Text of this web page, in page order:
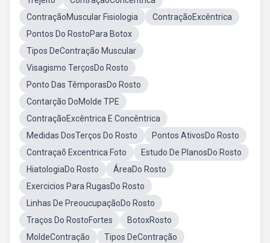
ContraçãoMuscular Fisiologia
ContraçãoExcêntrica
Pontos Do RostoPara Botox
Tipos DeContração Muscular
Visagismo TerçosDo Rosto
Ponto Das TêmporasDo Rosto
Contarção DoMolde TPE
ContraçãoExcêntrica E Concêntrica
Medidas DosTerços Do Rosto
Pontos AtivosDo Rosto
Contraçaõ Excentrica Foto
Estudo De PlanosDo Rosto
HiatologiaDo Rosto
ÁreaDo Rosto
Exercicios Para RugasDo Rosto
Linhas De PreoucupaçãoDo Rosto
Traços Do RostoFortes
BotoxRosto
MoldeContração
Tipos DeContração